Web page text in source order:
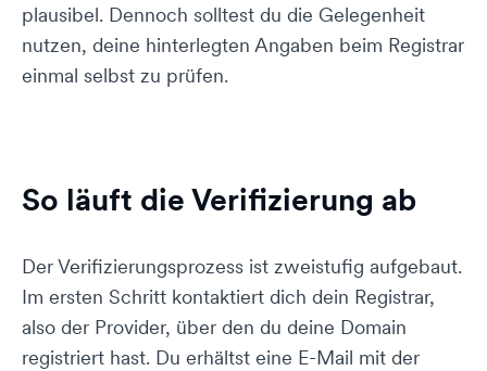
plausibel. Dennoch solltest du die Gelegenheit
nutzen, deine hinterlegten Angaben beim Registrar
einmal selbst zu prüfen.
So läuft die Verifizierung ab
Der Verifizierungsprozess ist zweistufig aufgebaut.
Im ersten Schritt kontaktiert dich dein Registrar,
also der Provider, über den du deine Domain
registriert hast. Du erhältst eine E-Mail mit der